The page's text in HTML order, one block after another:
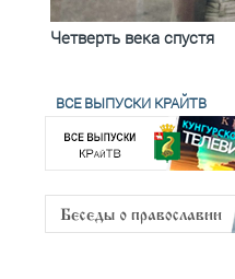
Четверть века спустя
ВСЕ ВЫПУСКИ КРАЙТВ